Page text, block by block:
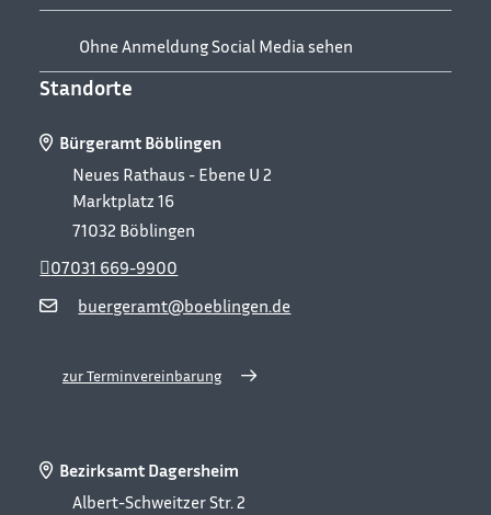
Ohne Anmeldung Social Media sehen
Standorte
Bürgeramt Böblingen
Neues Rathaus - Ebene U 2
Marktplatz 16
71032 Böblingen
buergeramt@boeblingen.de
07031 669-9900
zur Terminvereinbarung
Bezirksamt Dagersheim
Albert-Schweitzer Str. 2